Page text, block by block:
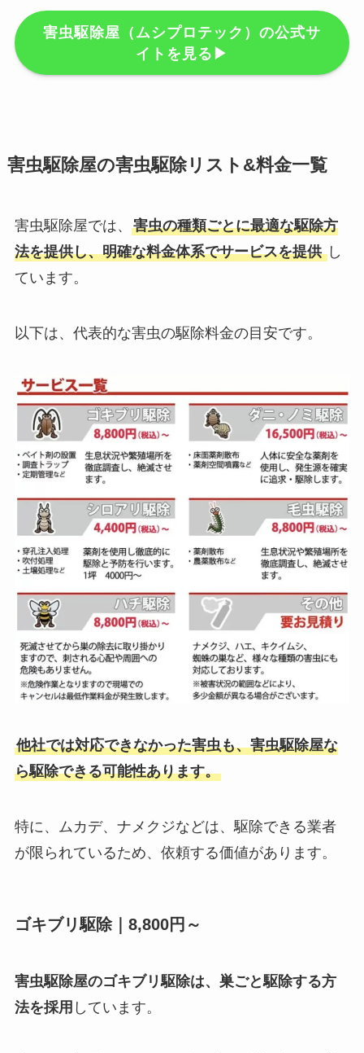
害虫駆除屋（ムシプロテック）の公式サ
イトを見る▶︎
害虫駆除屋の害虫駆除リスト&料金一覧
害虫駆除屋では、 害虫の種類ごとに最適な駆除方
法を提供し、明確な料金体系でサービスを提供 し
ています。
以下は、代表的な害虫の駆除料金の目安です。
他社では対応できなかった害虫も、害虫駆除屋な
ら駆除できる可能性あります。
特に、ムカデ、ナメクジなどは、駆除できる業者
が限られているため、依頼する価値があります。
ゴキブリ駆除｜8,800円～
害虫駆除屋のゴキブリ駆除は、巣ごと駆除する方
法を採用 しています。